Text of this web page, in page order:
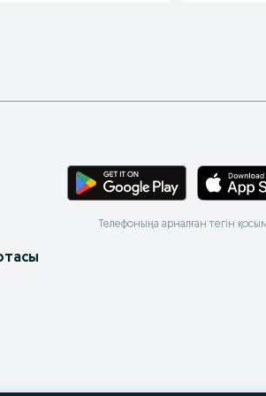
Телефоныңа арналған тегін